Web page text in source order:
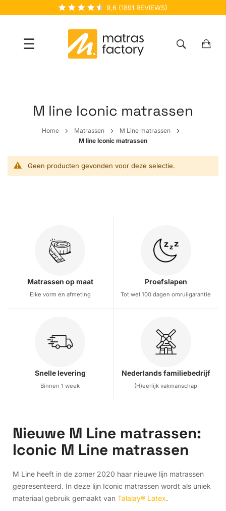
9,6 (1891 REVIEWS)
☰
M line Iconic matrassen
Home Matrassen
M Line matrassen
M line Iconic matrassen
Geen producten gevonden voor deze selectie.
Matrassen op maat
Elke vorm en afmeting
Proefslapen
Tot wel 100 dagen omruilgarantie
Snelle levering
Binnen 1 week
Nederlands familiebedrijf
(H)eerlijk vakmanschap
Nieuwe M Line matrassen:
Iconic M Line matrassen
M Line heeft in de zomer 2020 haar nieuwe lijn matrassen
gepresenteerd. In deze lijn Iconic matrassen wordt als uniek
materiaal gebruik gemaakt van Talalay® Latex.